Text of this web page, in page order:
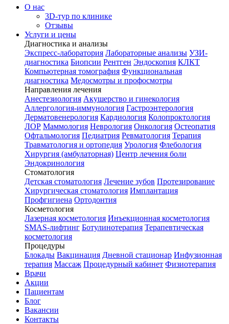
О нас
3D-тур по клинике
Отзывы
Услуги и цены
Диагностика и анализы
Экспресс-лаборатория Лабораторные анализы УЗИ-
диагностика Биопсии Рентген Эндоскопия КЛКТ
Компьютерная томография Функциональная
диагностика Медосмотры и профосмотры
Направления лечения
Анестезиология Акушерство и гинекология
Аллергология-иммунология Гастроэнтерология
Дерматовенерология Кардиология Колопроктология
ЛОР Маммология Неврология Онкология Остеопатия
Офтальмология Педиатрия Ревматология Терапия
Травматология и ортопедия Урология Флебология
Хирургия (амбулаторная) Центр лечения боли
Эндокринология
Стоматология
Детская стоматология Лечение зубов Протезирование
Хирургическая стоматология Имплантация
Профгигиена Ортодонтия
Косметология
Лазерная косметология Инъекционная косметология
SMAS-лифтинг Ботулинотерапия Терапевтическая
косметология
Процедуры
Блокады Вакцинация Дневной стационар Инфузионная
терапия Массаж Процедурный кабинет Физиотерапия
Врачи
Акции
Пациентам
Блог
Вакансии
Контакты